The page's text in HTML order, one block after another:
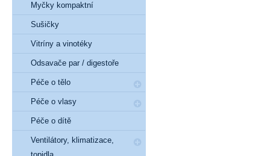
Myčky kompaktní
Sušičky
Vitríny a vinotéky
Odsavače par / digestoře
Péče o tělo
Péče o vlasy
Péče o dítě
Ventilátory, klimatizace,